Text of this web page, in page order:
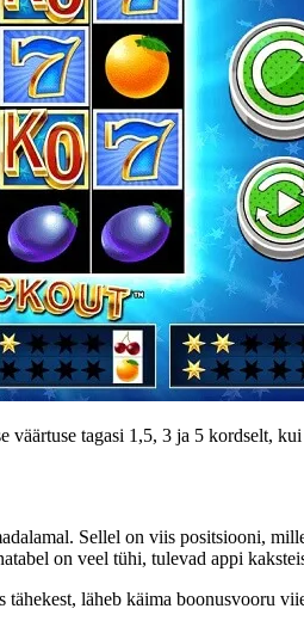
tagasi 1,5, 3 ja 5 kordselt,
Sellel on viis positsiooni,
on veel tühi, tulevad appi
läheb käima boonusvooru